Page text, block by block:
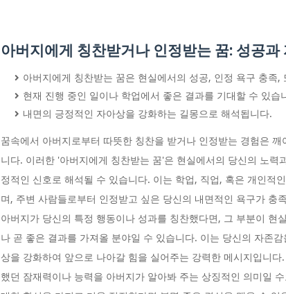
아버지에게 칭찬받거나 인정받는 꿈: 성공과
아버지에게 칭찬받는 꿈은 현실에서의 성공, 인정 욕구 충족,
현재 진행 중인 일이나 학업에서 좋은 결과를 기대할 수 있습
내면의 긍정적인 자아상을 강화하는 길몽으로 해석됩니다.
꿈속에서 아버지로부터 따뜻한 칭찬을 받거나 인정받는 경험은
니다. 이러한 '아버지에게 칭찬받는 꿈'은 현실에서의 당신의 노력
정적인 신호로 해석될 수 있습니다. 이는 학업, 직업, 혹은 개인적
며, 주변 사람들로부터 인정받고 싶은 당신의 내면적인 욕구가 충
아버지가 당신의 특정 행동이나 성과를 칭찬했다면, 그 부분이 현
나 곧 좋은 결과를 가져올 분야일 수 있습니다. 이는 당신의 자존
상을 강화하여 앞으로 나아갈 힘을 실어주는 강력한 메시지입니
했던 잠재력이나 능력을 아버지가 알아봐 주는 상징적인 의미일